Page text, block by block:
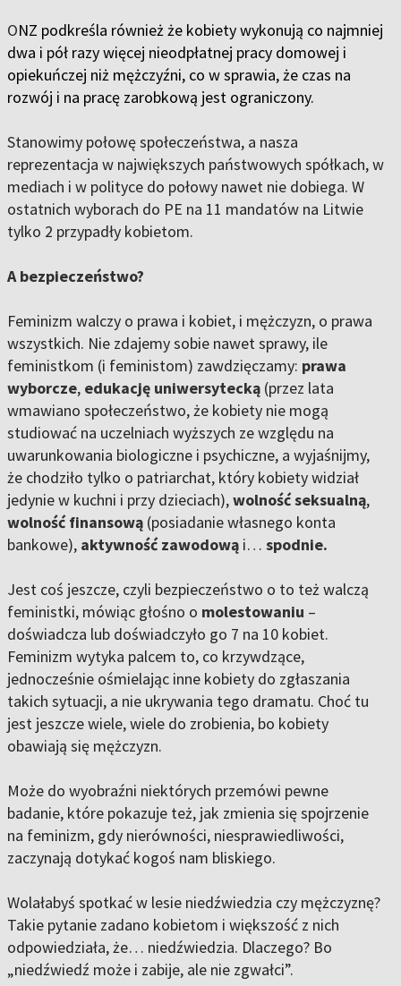
ONZ podkreśla również że kobiety wykonują co najmniej
dwa i pół razy więcej nieodpłatnej pracy domowej i
opiekuńczej niż mężczyźni, co w sprawia, że czas na
rozwój i na pracę zarobkową jest ograniczony.
Stanowimy połowę społeczeństwa, a nasza
reprezentacja w największych państwowych spółkach, w
mediach i w polityce do połowy nawet nie dobiega. W
ostatnich wyborach do PE na 11 mandatów na Litwie
tylko 2 przypadły kobietom.
A bezpieczeństwo?
Feminizm walczy o prawa i kobiet, i mężczyzn, o prawa
wszystkich. Nie zdajemy sobie nawet sprawy, ile
feministkom (i feministom) zawdzięczamy: prawa
wyborcze, edukację uniwersytecką (przez lata
wmawiano społeczeństwo, że kobiety nie mogą
studiować na uczelniach wyższych ze względu na
uwarunkowania biologiczne i psychiczne, a wyjaśnijmy,
że chodziło tylko o patriarchat, który kobiety widział
jedynie w kuchni i przy dzieciach),wolność seksualną,
wolność finansową (posiadanie własnego konta
bankowe), aktywność zawodową i… spodnie.
Jest coś jeszcze, czyli bezpieczeństwo o to też walczą
feministki, mówiąc głośno o molestowaniu –
doświadcza lub doświadczyło go 7 na 10 kobiet.
Feminizm wytyka palcem to, co krzywdzące,
jednocześnie ośmielając inne kobiety do zgłaszania
takich sytuacji, a nie ukrywania tego dramatu. Choć tu
jest jeszcze wiele, wiele do zrobienia, bo kobiety
obawiają się mężczyzn.
Może do wyobraźni niektórych przemówi pewne
badanie, które pokazuje też, jak zmienia się spojrzenie
na feminizm, gdy nierówności, niesprawiedliwości,
zaczynają dotykać kogoś nam bliskiego.
Wolałabyś spotkać w lesie niedźwiedzia czy mężczyznę?
Takie pytanie zadano kobietom i większość z nich
odpowiedziała, że… niedźwiedzia. Dlaczego? Bo
„niedźwiedź może i zabije, ale nie zgwałci”.